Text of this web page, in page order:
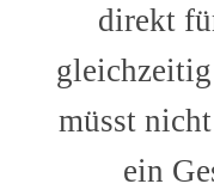
direkt
müsst
ein